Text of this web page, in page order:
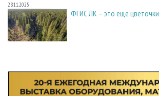
28.11.2025
ФГИС ЛК – это еще цветочки